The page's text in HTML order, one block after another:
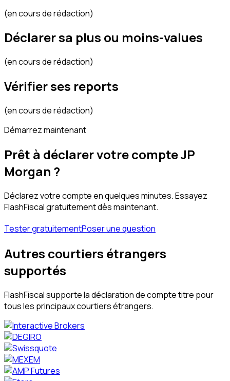
(en cours de rédaction)
Déclarer sa plus ou moins-values
(en cours de rédaction)
Vérifier ses reports
(en cours de rédaction)
Démarrez maintenant
Prêt à déclarer votre compte JP
Morgan ?
Déclarez votre compte en quelques minutes. Essayez
FlashFiscal gratuitement dès maintenant.
Tester gratuitementPoser une question
Autres courtiers étrangers
supportés
FlashFiscal supporte la déclaration de compte titre pour
tous les principaux courtiers étrangers.